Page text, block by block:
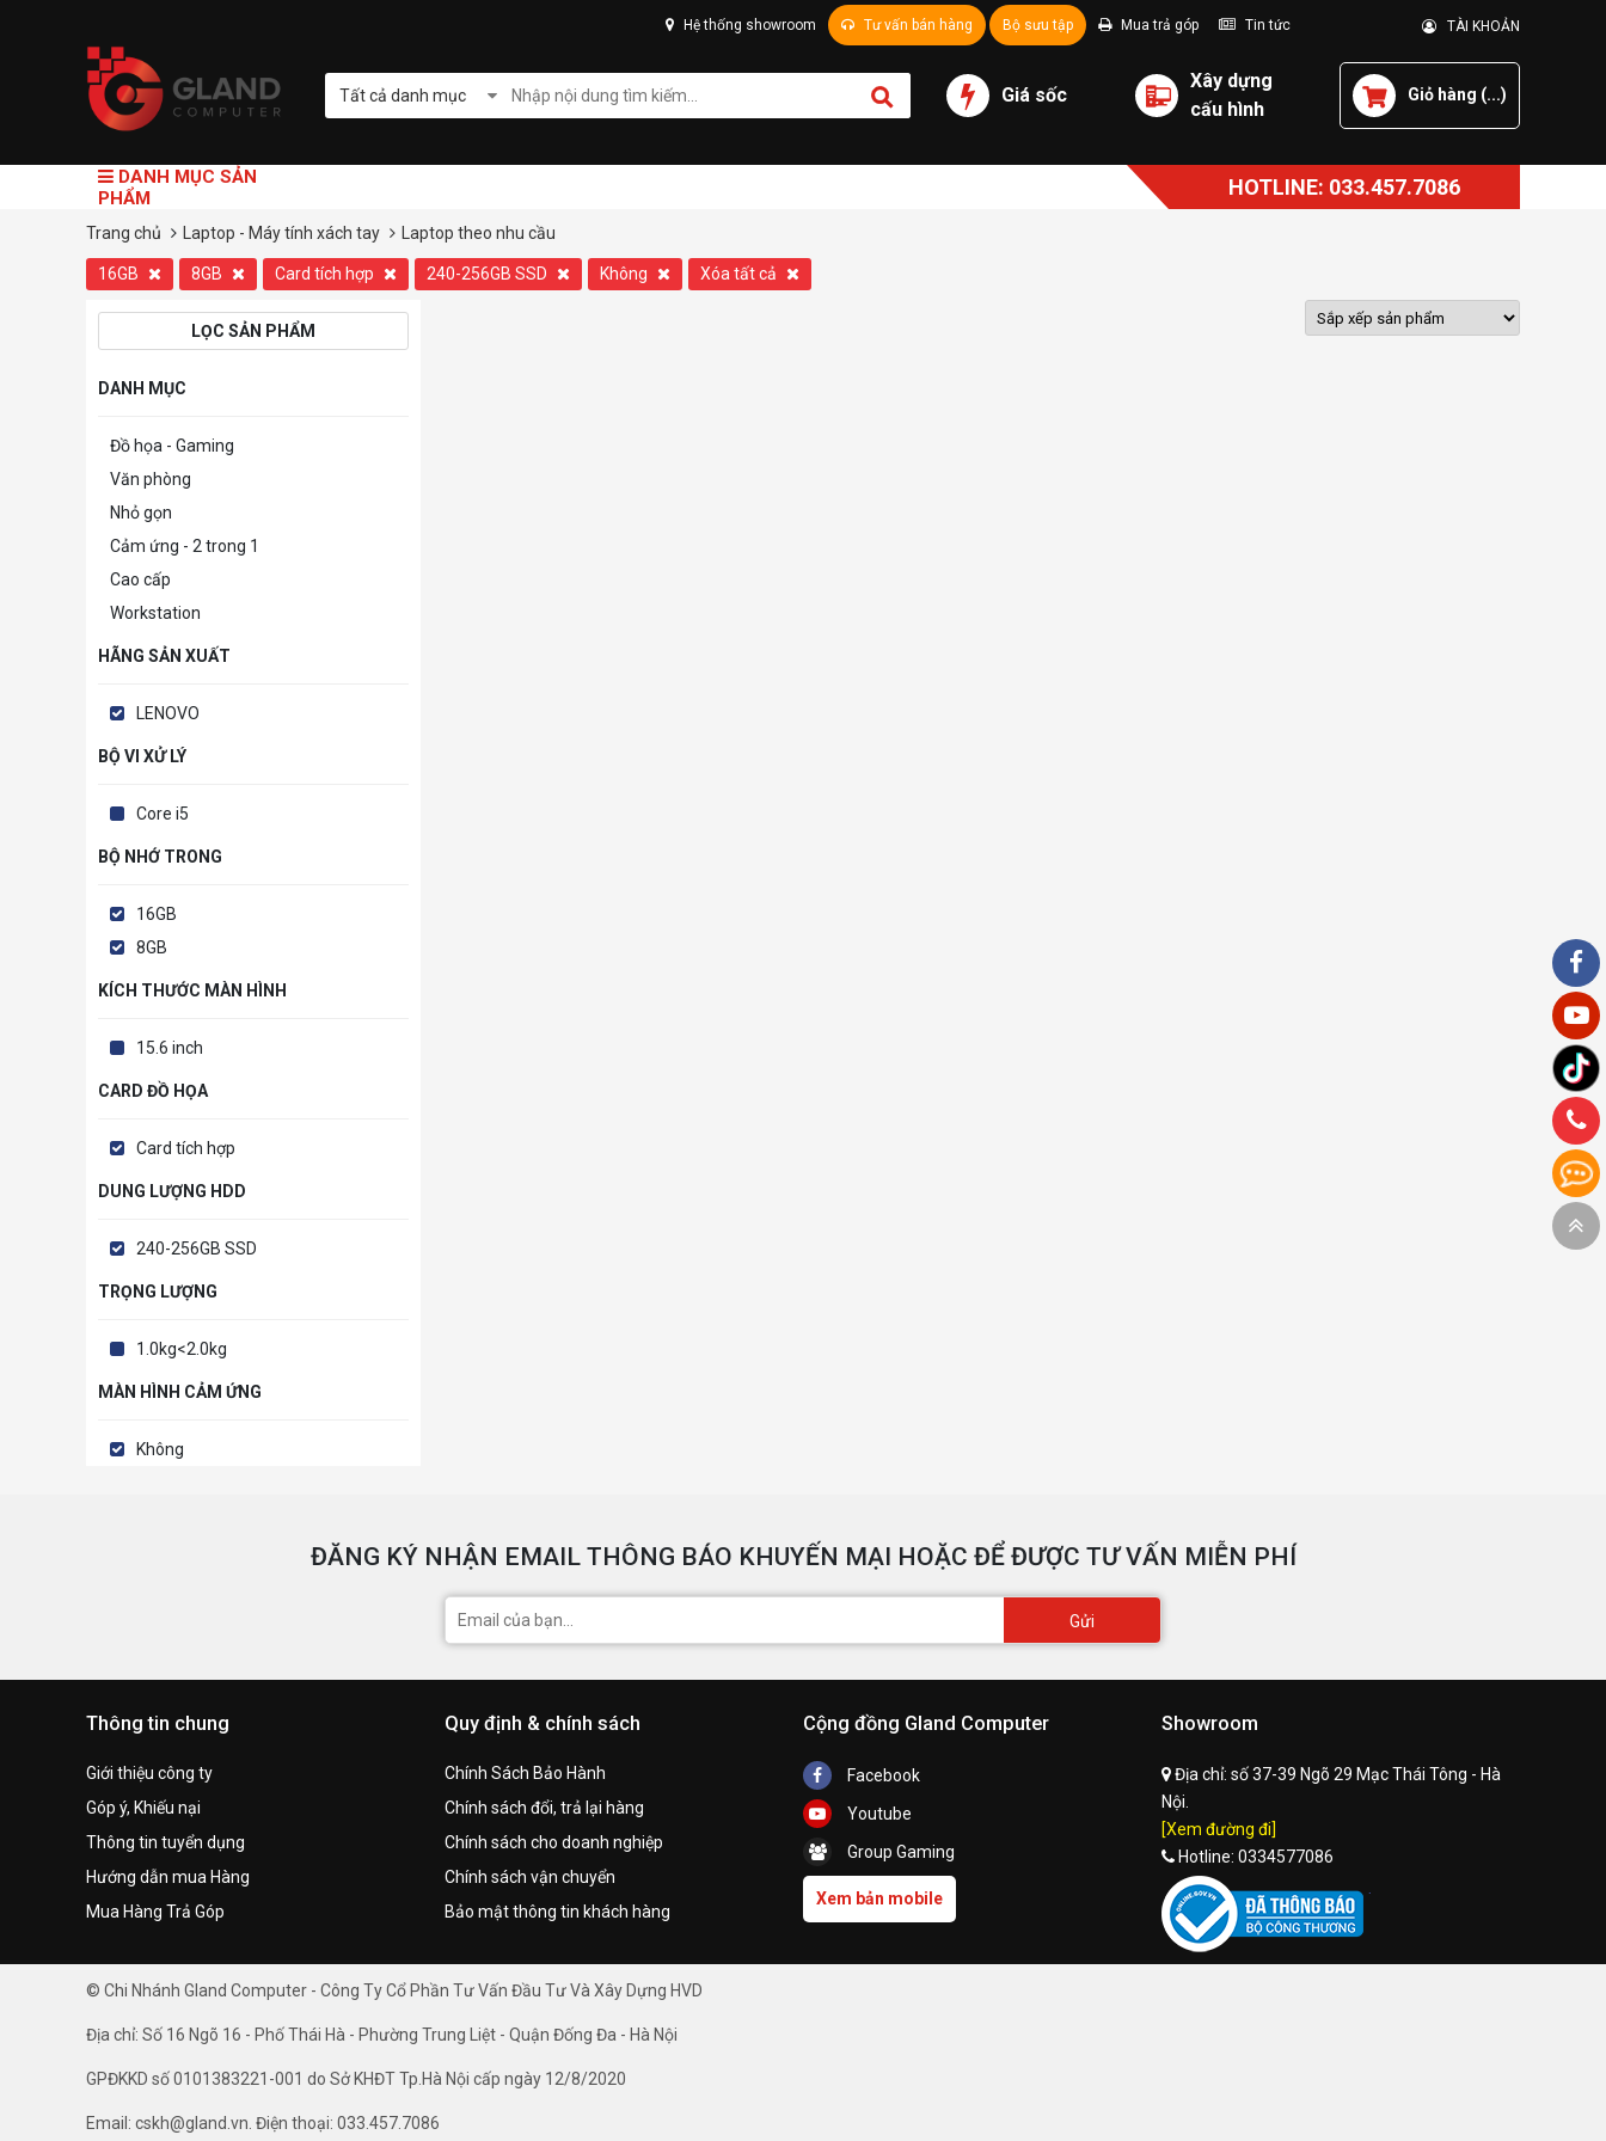
Hệ thống showroom Tư vấn bán hàng Bộ sưu tập Mua trả góp Tin tức TÀI KHOẢN
Tất cả danh mục Giá sốc
Xây dựng
cấu hình
Giỏ hàng (...)
DANH MỤC SẢN
PHẨM
HOTLINE: 033.457.7086
Trang chủ Laptop - Máy tính xách tay Laptop theo nhu cầu
16GB 8GB Card tích hợp 240-256GB SSD Không Xóa tất cả
LỌC SẢN PHẨM
DANH MỤC
Đồ họa - Gaming
Văn phòng
Nhỏ gọn
Cảm ứng - 2 trong 1
Cao cấp
Workstation
HÃNG SẢN XUẤT
LENOVO
BỘ VI XỬ LÝ
Core i5
BỘ NHỚ TRONG
16GB
8GB
KÍCH THƯỚC MÀN HÌNH
15.6 inch
CARD ĐỒ HỌA
Card tích hợp
DUNG LƯỢNG HDD
240-256GB SSD
TRỌNG LƯỢNG
1.0kg<2.0kg
MÀN HÌNH CẢM ỨNG
Không
ĐĂNG KÝ NHẬN EMAIL THÔNG BÁO KHUYẾN MẠI HOẶC ĐỂ ĐƯỢC TƯ VẤN MIỄN PHÍ
Gửi
Thông tin chung
Giới thiệu công ty
Góp ý, Khiếu nại
Thông tin tuyển dụng
Hướng dẫn mua Hàng
Mua Hàng Trả Góp
Quy định & chính sách
Chính Sách Bảo Hành
Chính sách đổi, trả lại hàng
Chính sách cho doanh nghiệp
Chính sách vận chuyển
Bảo mật thông tin khách hàng
Cộng đồng Gland Computer
Facebook
Youtube
Group Gaming
Xem bản mobile
Showroom
Địa chỉ: số 37-39 Ngõ 29 Mạc Thái Tông - Hà
Nội.
[Xem đường đi]
Hotline: 0334577086
© Chi Nhánh Gland Computer - Công Ty Cổ Phần Tư Vấn Đầu Tư Và Xây Dựng HVD
Địa chỉ: Số 16 Ngõ 16 - Phố Thái Hà - Phường Trung Liệt - Quận Đống Đa - Hà Nội
GPĐKKD số 0101383221-001 do Sở KHĐT Tp.Hà Nội cấp ngày 12/8/2020
Email: cskh@gland.vn. Điện thoại: 033.457.7086